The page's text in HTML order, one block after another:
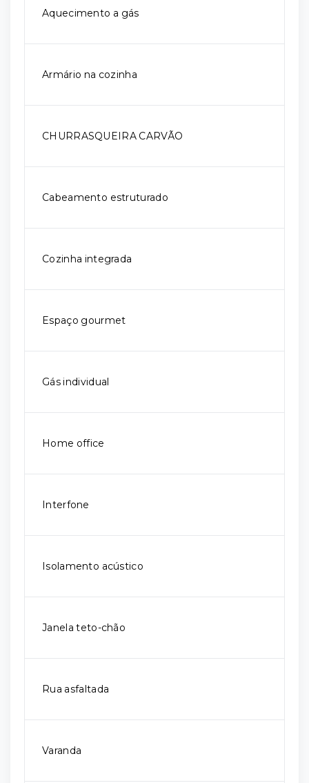
Aquecimento a gás
Armário na cozinha
CHURRASQUEIRA CARVÃO
Cabeamento estruturado
Cozinha integrada
Espaço gourmet
Gás individual
Home office
Interfone
Isolamento acústico
Janela teto-chão
Rua asfaltada
Varanda